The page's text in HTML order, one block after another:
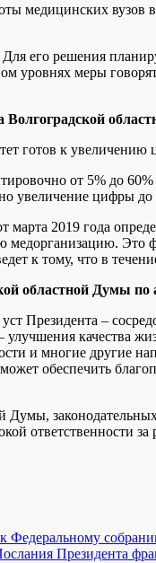
медицинских
его решения
уровнях меры
готов к
от 5% до
увеличение цифры
2019 года
Это
к тому, что в
областной Думы
Президента –
– улучшения
и многие другие
обеспечить
ответственности за
Федеральному
Президента